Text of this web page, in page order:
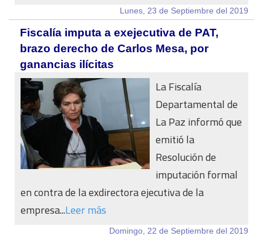
Lunes, 23 de Septiembre del 2019
Fiscalía imputa a exejecutiva de PAT,
brazo derecho de Carlos Mesa, por
ganancias ilícitas
La Fiscalía
Departamental de
La Paz informó que
emitió la
Resolución de
imputación formal
en contra de la exdirectora ejecutiva de la
empresa...Leer más
Domingo, 22 de Septiembre del 2019